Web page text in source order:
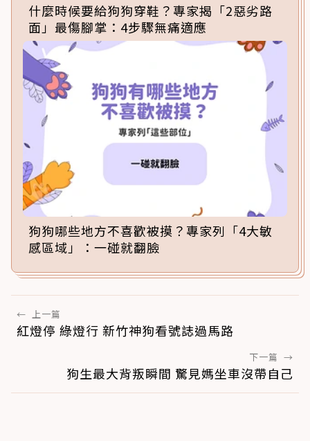
什麼時候要給狗狗穿鞋？專家揭「2惡劣路
面」最傷腳掌：4步驟無痛適應
狗狗哪些地方不喜歡被摸？專家列「4大敏
感區域」：一碰就翻臉
← 上一篇
紅燈停 綠燈行 新竹神狗看號誌過馬路
下一篇 →
狗生最大背叛瞬間 驚見媽坐車沒帶自己